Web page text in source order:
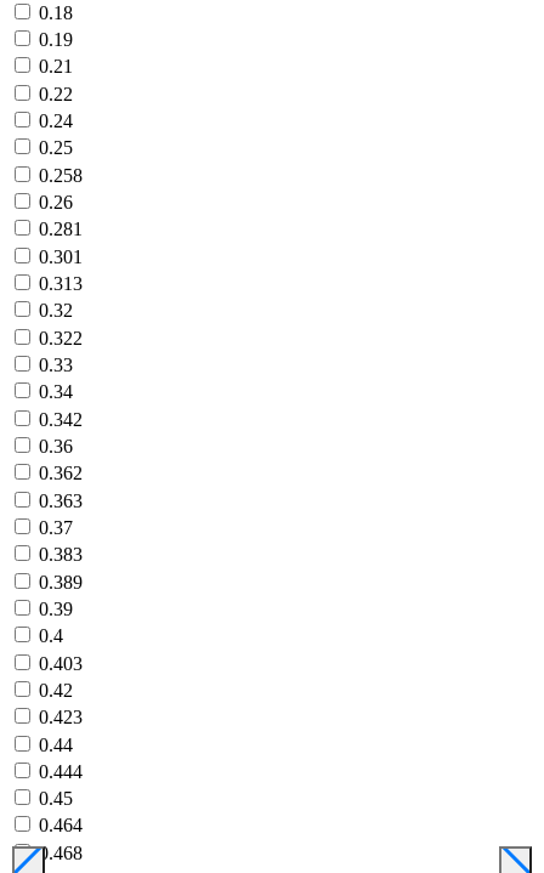
0.18
0.19
0.21
0.22
0.24
0.25
0.258
0.26
0.281
0.301
0.313
0.32
0.322
0.33
0.34
0.342
0.36
0.362
0.363
0.37
0.383
0.389
0.39
0.4
0.403
0.42
0.423
0.44
0.444
0.45
0.464
0.468